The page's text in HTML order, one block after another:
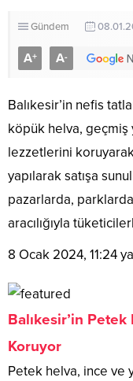
Gündem
A+ A-
Balıkesir’in nefis
köpük helva, geçmiş
lezzetlerini
yapılarak satışa
pazarlarda,
aracılığıyla
8 Ocak 2024, 11:24
Balıkesir’in Petek
Koruyor
Petek helva, ince ve